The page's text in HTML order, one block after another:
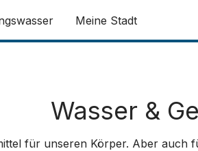
Meine Stadt
Wasser &
für unseren Körper. Aber